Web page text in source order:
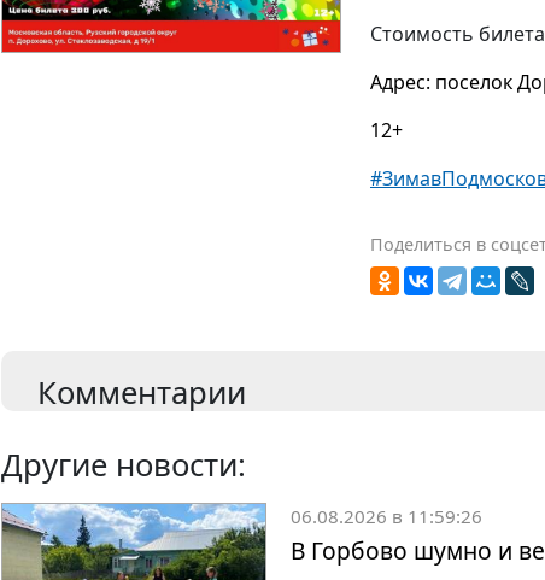
Стоимость
Адрес: поселок
12+
Поделиться в
Комментарии
Другие новости:
06.08.2026 в 11:59:26
В Горбово шумно и